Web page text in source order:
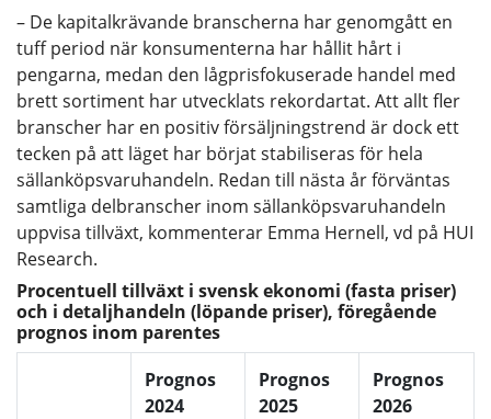
– De kapitalkrävande branscherna har genomgått en
tuff period när konsumenterna har hållit hårt i
pengarna, medan den lågprisfokuserade handel med
brett sortiment har utvecklats rekordartat. Att allt fler
branscher har en positiv försäljningstrend är dock ett
tecken på att läget har börjat stabiliseras för hela
sällanköpsvaruhandeln. Redan till nästa år förväntas
samtliga delbranscher inom sällanköpsvaruhandeln
uppvisa tillväxt, kommenterar Emma Hernell, vd på HUI
Research.
Procentuell tillväxt i svensk ekonomi (fasta priser)
och i detaljhandeln (löpande priser), föregående
prognos inom parentes
Prognos
2024
Prognos
2025
Prognos
2026